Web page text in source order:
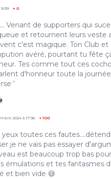
+ 0
Venant de supporters qui
et retournent leurs veste
c'est magique. Ton Club et
avéré, pourtant tu fête
Tes comme tout ces
d'honneur toute la
'
2024 à 17:36 +100
yeux toutes ces
je ne vais pas essayer
est beaucoup trop bas
émulations et tes fantasmes
et bien vide 😅